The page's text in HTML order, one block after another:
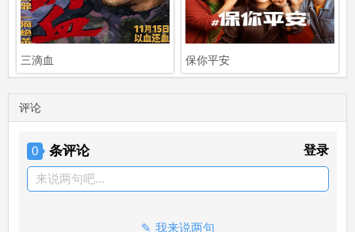
三滴血 保你平安
评论
0 条评论 登录
来说两句吧...
我来说两句